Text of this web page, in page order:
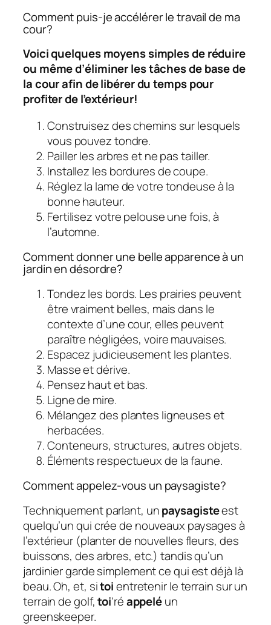
Comment puis-je accélérer le travail de ma
cour?
Voici quelques moyens simples de réduire
ou même d’éliminer les tâches de base de
la cour afin de libérer du temps pour
profiter de l’extérieur!
Construisez des chemins sur lesquels
vous pouvez tondre.
Pailler les arbres et ne pas tailler.
Installez les bordures de coupe.
Réglez la lame de votre tondeuse à la
bonne hauteur.
Fertilisez votre pelouse une fois, à
l’automne.
Comment donner une belle apparence à un
jardin en désordre?
Tondez les bords. Les prairies peuvent
être vraiment belles, mais dans le
contexte d’une cour, elles peuvent
paraître négligées, voire mauvaises.
Espacez judicieusement les plantes.
Masse et dérive.
Pensez haut et bas.
Ligne de mire.
Mélangez des plantes ligneuses et
herbacées.
Conteneurs, structures, autres objets.
Éléments respectueux de la faune.
Comment appelez-vous un paysagiste?
Techniquement parlant, unpaysagisteest
quelqu’un qui crée de nouveaux paysages à
l’extérieur (planter de nouvelles fleurs, des
buissons, des arbres, etc.) tandis qu’un
jardinier garde simplement ce qui est déjà là
beau. Oh, et, sitoientretenir le terrain sur un
terrain de golf,toi‘réappeléun
greenskeeper.